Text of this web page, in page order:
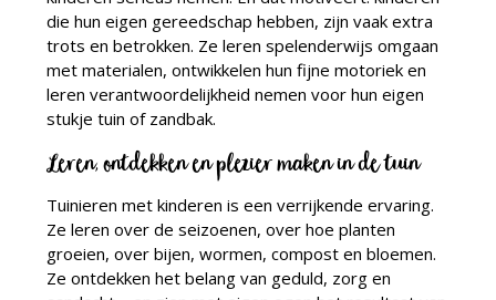
die hun eigen gereedschap hebben, zijn vaak extra
trots en betrokken. Ze leren spelenderwijs omgaan
met materialen, ontwikkelen hun fijne motoriek en
leren verantwoordelijkheid nemen voor hun eigen
stukje tuin of zandbak.
Leren, ontdekken en plezier maken in de tuin
Tuinieren met kinderen is een verrijkende ervaring.
Ze leren over de seizoenen, over hoe planten
groeien, over bijen, wormen, compost en bloemen.
Ze ontdekken het belang van geduld, zorg en